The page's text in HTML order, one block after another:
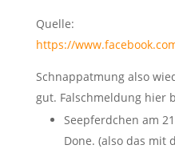
Quelle:
https://
Schnappatmung also
gut. Falschmeldung hier
Seepferdchen am
Done. (also das mit